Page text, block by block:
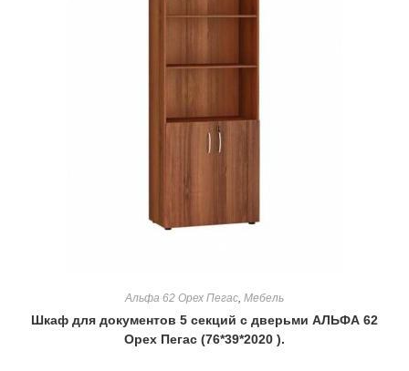
Альфа 62 Орех Пегас, Мебель
Шкаф для документов 5 секций с дверьми АЛЬФА 62
Орех Пегас (76*39*2020 ).